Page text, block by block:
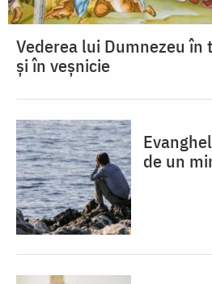
Vederea lui Dumnezeu
și în veșnicie
de un